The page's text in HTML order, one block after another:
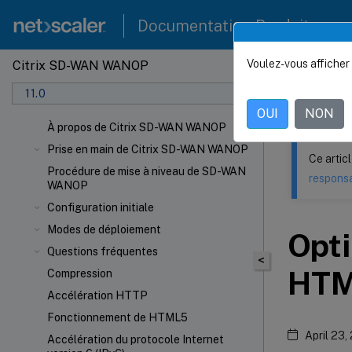
Documentation Produit
Citrix SD-WAN WANOP
11.0
À propos de Citrix SD-WAN WANOP
Prise en main de Citrix SD-WAN WANOP
Procédure de mise à niveau de SD-WAN
WANOP
Configuration initiale
Modes de déploiement
Questions fréquentes
Compression
Accélération HTTP
Fonctionnement de HTML5
Accélération du protocole Internet
Ce contenu a
Citrix
<
Ce
April 23,
Voulez-vous
OUI NON